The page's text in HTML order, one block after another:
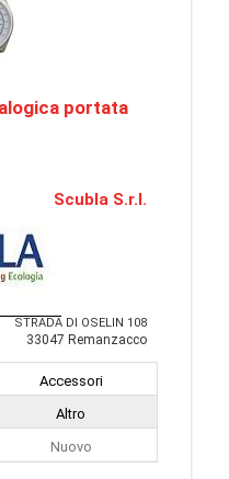
portata
Scubla S.r.l.
STRADA DI OSELIN 108
33047 Remanzacco
Accessori
Altro
Nuovo